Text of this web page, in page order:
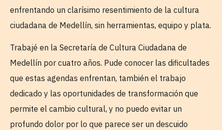
enfrentando un clarísimo resentimiento de la cultura
ciudadana de Medellín, sin herramientas, equipo y plata.
Trabajé en la Secretaría de Cultura Ciudadana de
Medellín por cuatro años. Pude conocer las dificultades
que estas agendas enfrentan, también el trabajo
dedicado y las oportunidades de transformación que
permite el cambio cultural, y no puedo evitar un
profundo dolor por lo que parece ser un descuido